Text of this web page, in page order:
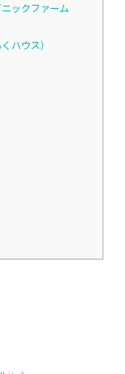
ックファーム
ハウス）